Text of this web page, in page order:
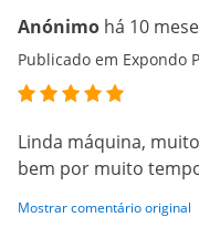
Anónimo há 10
Publicado em Expondo
Linda máquina,
bem por muito
Mostrar comentário original